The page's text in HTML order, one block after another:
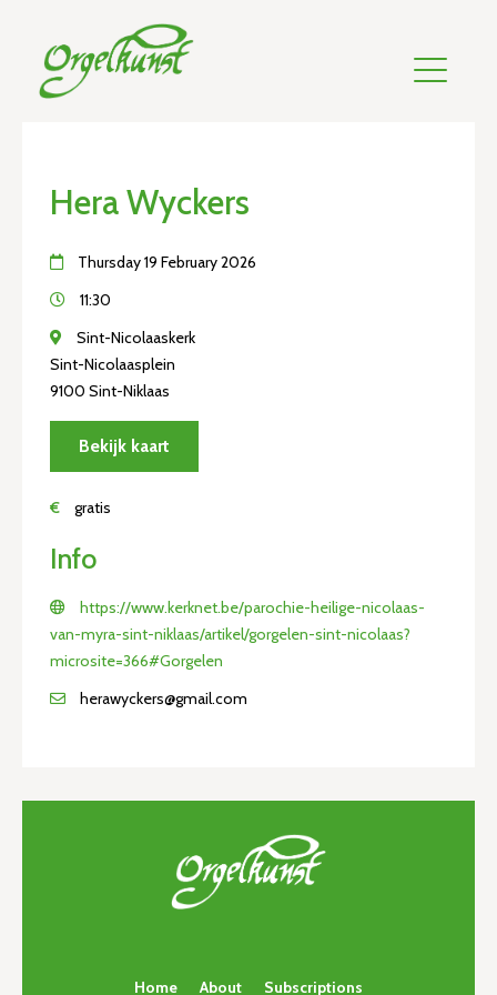
Hera Wyckers
Thursday 19 February 2026
11:30
Sint-Nicolaaskerk
Sint-Nicolaasplein
9100 Sint-Niklaas
Bekijk kaart
€ gratis
Info
https://www.kerknet.be/parochie-heilige-nicolaas-
van-myra-sint-niklaas/artikel/gorgelen-sint-nicolaas?
microsite=366#Gorgelen
herawyckers@gmail.com
Home About Subscriptions